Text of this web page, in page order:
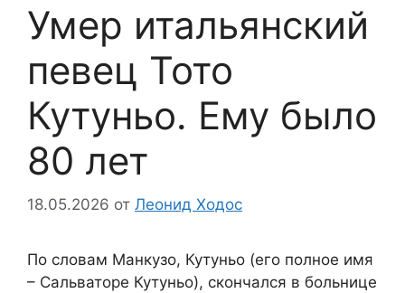
Умер итальянский
певец Тото
Кутуньо. Ему было
80 лет
18.05.2026 от Леонид Ходос
По словам Манкузо, Кутуньо (его полное имя
– Сальваторе Кутуньо), скончался в больнице